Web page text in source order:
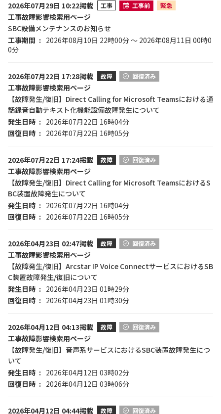
2026年07月29日 10:22掲載 工事 工事前 緊急
工事故障影響検索用ページ
SBC設備メンテナンスのお知らせ
工事期間
2026年08月10日 22時00分 ～ 2026年08月11日 00時0
0分
2026年07月22日 17:28掲載 故障 回復済み
工事故障影響検索用ページ
【故障発生/復旧】Direct Calling for Microsoft Teamsにおける通
話録音自動テキスト化機能設備故障発生について
発生日時
2026年07月22日 16時04分
回復日時
2026年07月22日 16時05分
2026年07月22日 17:24掲載 故障 回復済み
工事故障影響検索用ページ
【故障発生/復旧】Direct Calling for Microsoft TeamsにおけるS
BC装置故障発生について
発生日時
2026年07月22日 16時04分
回復日時
2026年07月22日 16時05分
2026年04月23日 02:47掲載 故障 回復済み
工事故障影響検索用ページ
【故障発生/復旧】Arcstar IP Voice ConnectサービスにおけるSB
C装置故障発生/復旧について
発生日時
2026年04月23日 01時29分
回復日時
2026年04月23日 01時30分
2026年04月12日 04:13掲載 故障 回復済み
工事故障影響検索用ページ
【故障発生/復旧】音声系サービスにおけるSBC装置故障発生につ
いて
発生日時
2026年04月12日 03時02分
回復日時
2026年04月12日 03時06分
2026年04月12日 04:44掲載 故障 回復済み